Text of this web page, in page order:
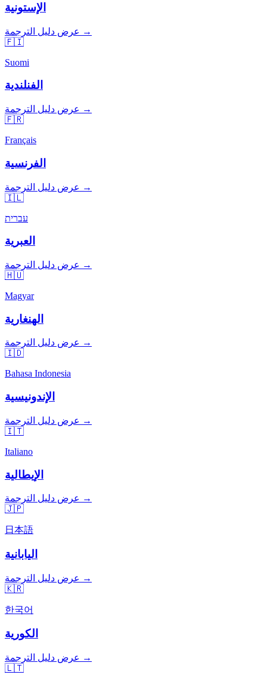
الإستونية
عرض دليل الترجمة →
🇫🇮
Suomi
الفنلندية
عرض دليل الترجمة →
🇫🇷
Français
الفرنسية
عرض دليل الترجمة →
🇮🇱
עברית
العبرية
عرض دليل الترجمة →
🇭🇺
Magyar
الهنغارية
عرض دليل الترجمة →
🇮🇩
Bahasa Indonesia
الإندونيسية
عرض دليل الترجمة →
🇮🇹
Italiano
الإيطالية
عرض دليل الترجمة →
🇯🇵
日本語
اليابانية
عرض دليل الترجمة →
🇰🇷
한국어
الكورية
عرض دليل الترجمة →
🇱🇹